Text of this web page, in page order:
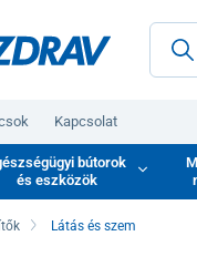
Kapcsolat
bútorok
és eszközök
Látás és szem